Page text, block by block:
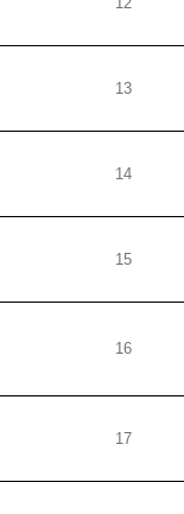
13
14
15
16
17